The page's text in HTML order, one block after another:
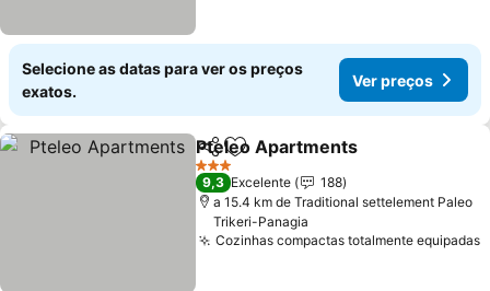
Selecione as datas para ver os preços
exatos.
Ver preços
PartilharAdicionar aos favoritos
Pteleo Apartments
3 Estrelas
9,3 Excelente
188
a 15.4 km de Traditional settelement Paleo
Trikeri-Panagia
Cozinhas compactas totalmente equipadas